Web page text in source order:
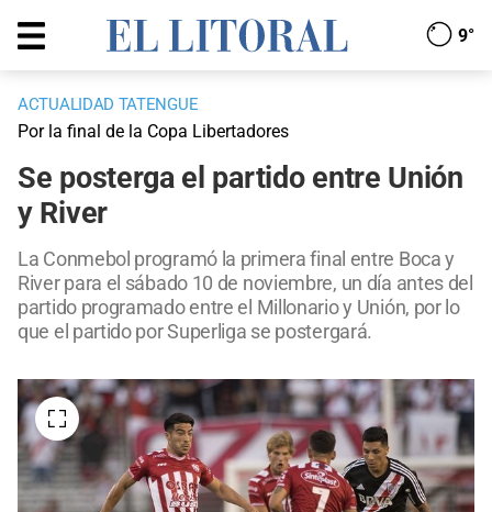
9°
ACTUALIDAD TATENGUE
Por la final de la Copa Libertadores
Se posterga el partido entre Unión
y River
La Conmebol programó la primera final entre Boca y
River para el sábado 10 de noviembre, un día antes del
partido programado entre el Millonario y Unión, por lo
que el partido por Superliga se postergará.